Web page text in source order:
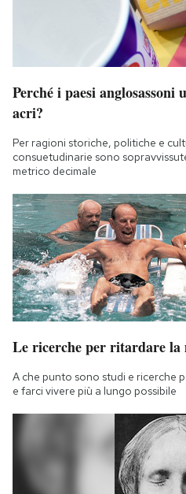
Perché i paesi
acri?
Per ragioni storiche, politiche e
consuetudinarie sono
metrico decimale
Le ricerche per ritardare la
A che punto sono studi e ricerche
e farci vivere più a lungo possibile